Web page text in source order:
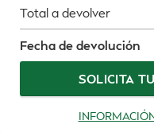
Total a devolver
Fecha de devolución
SOLICITA